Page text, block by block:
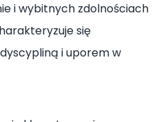
i wybitnych zdolnościach
się
i uporem w